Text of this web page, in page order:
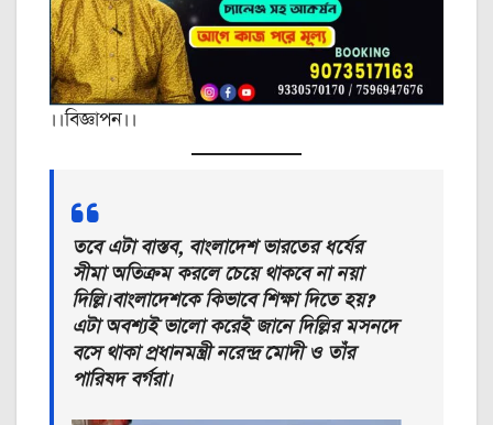
।।বিজ্ঞাপন।।
তবে এটা বাস্তব, বাংলাদেশ ভারতের ধর্যের
সীমা অতিক্রম করলে চেয়ে থাকবে না নয়া
দিল্লি।বাংলাদেশকে কিভাবে শিক্ষা দিতে হয়?
এটা অবশ্যই ভালো করেই জানে দিল্লির মসনদে
বসে থাকা প্রধানমন্ত্রী নরেন্দ্র মোদী ও তাঁর
পারিষদ বর্গরা।